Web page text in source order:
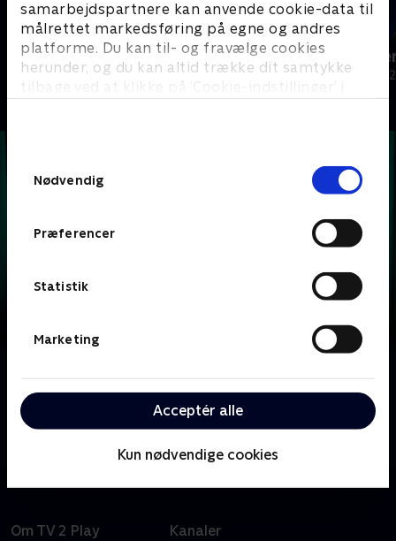
samarbejdspartnere kan anvende cookie-data til
målrettet markedsføring på egne og andres
platforme. Du kan til- og fravælge cookies
herunder, og du kan altid trække dit samtykke
tilbage ved at klikke på ’Cookie-indstillinger’ i
Nødvendig
Præferencer
Statistik
Marketing
Acceptér alle
Kun nødvendige cookies
24 stjerners julikalender
TV-Shows • 1 sæsoner
Hvem vil
Quiz-shows •
Lasse Rimmer er vært, når to hold kendte danskere
skal bluffe, gætte, købe og sælge sig igennem en
Om TV 2 Play Kanaler